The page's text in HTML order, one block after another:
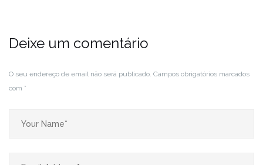
Deixe um comentário
O seu endereço de email não será publicado. Campos obrigatórios marcados
com *